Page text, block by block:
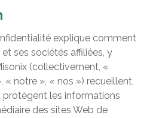
explique comment
ses sociétés affiliées, y
(collectivement, «
« notre », « nos ») recueillent,
les informations
des sites Web de